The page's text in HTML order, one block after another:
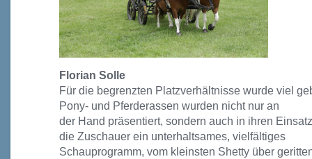
Florian Solle
Für die begrenzten Platzverhältnisse wurde viel
Pony- und Pferderassen wurden nicht nur an
der Hand präsentiert, sondern auch in ihren
die Zuschauer ein unterhaltsames, vielfältiges
Schauprogramm, vom kleinsten Shetty über